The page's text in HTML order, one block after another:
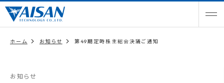
ホーム お知らせ 第49期定時株主総会決議ご通知
お知らせ